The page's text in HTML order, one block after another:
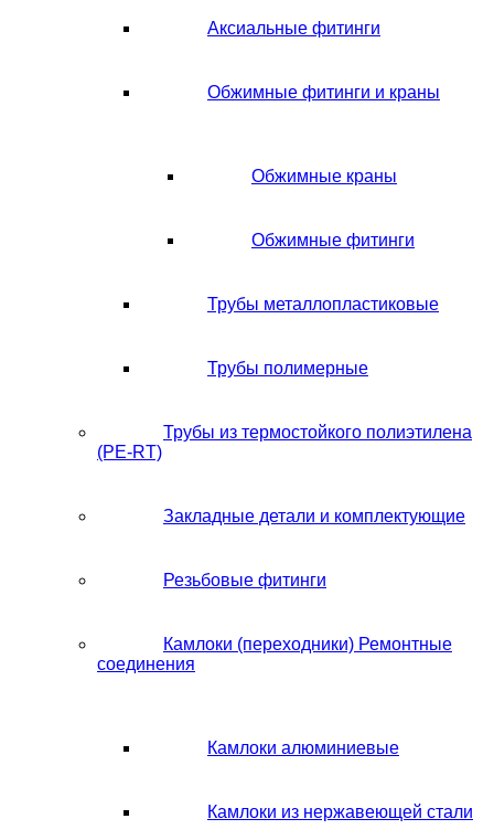
Аксиальные фитинги
Обжимные фитинги и краны
Обжимные краны
Обжимные фитинги
Трубы металлопластиковые
Трубы полимерные
Трубы из термостойкого полиэтилена
(PE-RT)
Закладные детали и комплектующие
Резьбовые фитинги
Камлоки (переходники) Ремонтные
соединения
Камлоки алюминиевые
Камлоки из нержавеющей стали